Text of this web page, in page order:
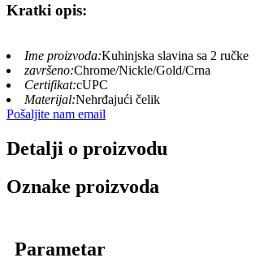
Kratki opis:
Ime proizvoda:Kuhinjska slavina sa 2 ručke
završeno:Chrome/Nickle/Gold/Crna
Certifikat:cUPC
Materijal:Nehrđajući čelik
Pošaljite nam email
Detalji o proizvodu
Oznake proizvoda
Parametar